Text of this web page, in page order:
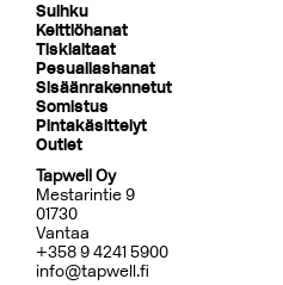
Suihku
Keittiöhanat
Tiskialtaat
Pesuallashanat
Sisäänrakennetut
Somistus
Pintakäsittelyt
Outlet
Tapwell Oy
Mestarintie 9
01730
Vantaa
+358 9 4241 5900
info@tapwell.fi